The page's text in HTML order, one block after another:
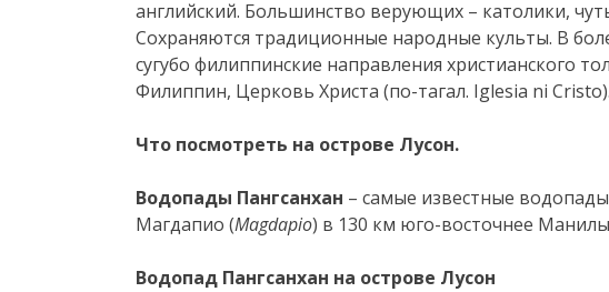
английский. Большинство верующих – католики,
Сохраняются традиционные народные культы. В
сугубо филиппинские направления христианского
Филиппин, Церковь Христа (по-тагал. Iglesia ni Cristo).
Что посмотреть на острове Лусон.
Водопады Пангсанхан – самые известные
Магдапио (Magdapio) в 130 км юго-восточнее
Водопад Пангсанхан на острове Лусон